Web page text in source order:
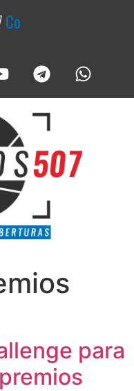
ob
para